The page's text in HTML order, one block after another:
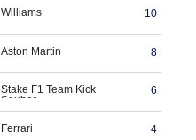
Williams 10
Aston Martin 8
Stake F1 Team Kick
Sauber
6
Ferrari 4